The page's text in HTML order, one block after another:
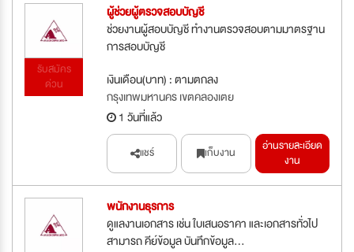
รับสมัคร
ด่วน
ผู้ช่วยผู้ตรวจสอบบัญชี
ช่วยงานผู้สอบบัญชี ทำงานตรวจสอบตามมาตรฐาน
การสอบบัญชี
เงินเดือน(บาท) : ตามตกลง
กรุงเทพมหานคร เขตคลองเตย
1 วันที่แล้ว
แชร์ เก็บงาน
อ่านรายละเอียด
งาน
พนักงานธุรการ
ดูแลงานเอกสาร เช่น ใบเสนอราคา และเอกสารทั่วไป
สามารถ คีย์ข้อมูล บันทึกข้อมูล...